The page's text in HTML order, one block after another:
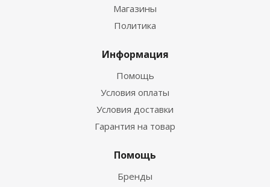
Магазины
Политика
Информация
Помощь
Условия оплаты
Условия доставки
Гарантия на товар
Помощь
Бренды